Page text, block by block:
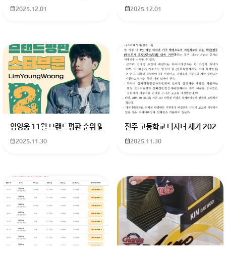
회원가입 혹은 광고 [X]를 누르면 내용이 보입니다
2025.12.01 2025.12.01
임영웅 11월 브랜드평판 순위 알고싶어요 임영웅 11월 브랜드평판에서
2025.11.30
전주 고등학교 다자녀 제가 2027
2025.11.30